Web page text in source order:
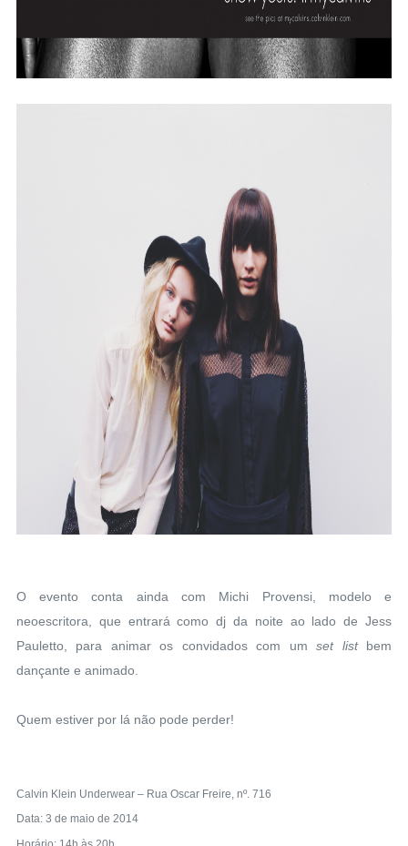
O evento conta ainda com Michi Provensi, modelo e
neoescritora, que entrará como dj da noite ao lado de Jess
Pauletto, para animar os convidados com umset listbem
dançante e animado.
Quem estiver por lá não pode perder!
Calvin Klein Underwear – Rua Oscar Freire, nº. 716
Data: 3 de maio de 2014